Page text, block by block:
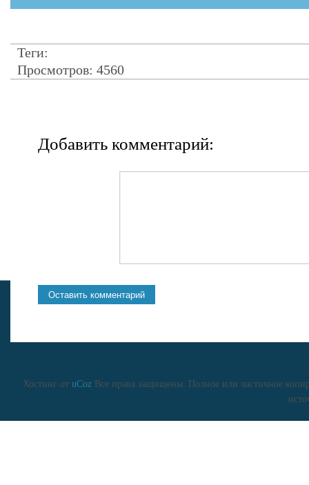
Теги:
Просмотров: 4560
Добавить комментарий:
Хостинг от uCozВсе права защищены. Полное или частичное